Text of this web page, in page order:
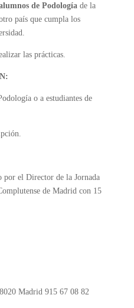
de Podología de la
país que cumpla los
las prácticas.
o a estudiantes de
por el Director de la Jornada
de Madrid con 15
Madrid 915 67 08 82